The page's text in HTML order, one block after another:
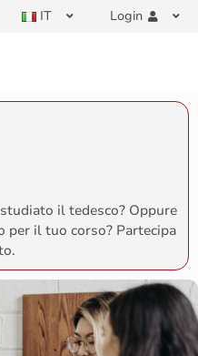
IT Login
il tedesco? Oppure
il tuo corso? Partecipa